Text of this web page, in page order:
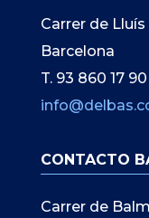
Carrer de
Barcelona
T. 93 860 17 90
CONTACTO
Carrer de